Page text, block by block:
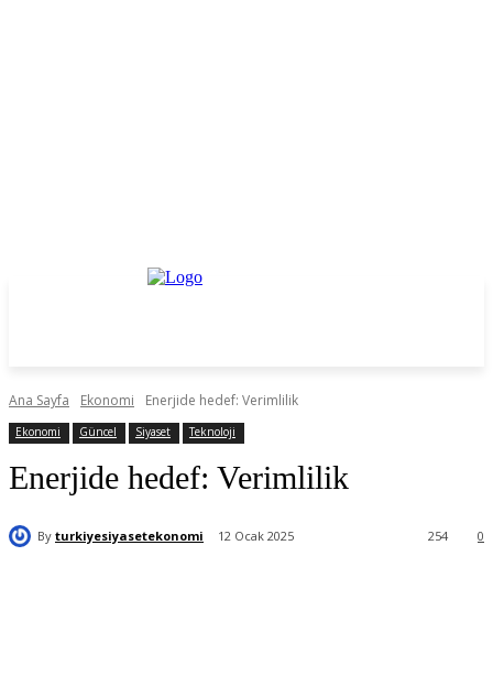
Ana Sayfa Ekonomi Enerjide hedef: Verimlilik
Ekonomi Güncel Siyaset Teknoloji
Enerjide hedef: Verimlilik
By turkiyesiyasetekonomi 12 Ocak 2025 0
254